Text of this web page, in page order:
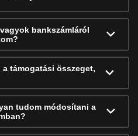
bankszámláról
támogatási összeget,
tudom módosítani a